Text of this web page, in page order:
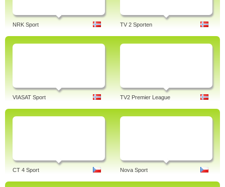
NRK Sport TV 2 Sporten
VIASAT Sport TV2 Premier League
CT 4 Sport Nova Sport